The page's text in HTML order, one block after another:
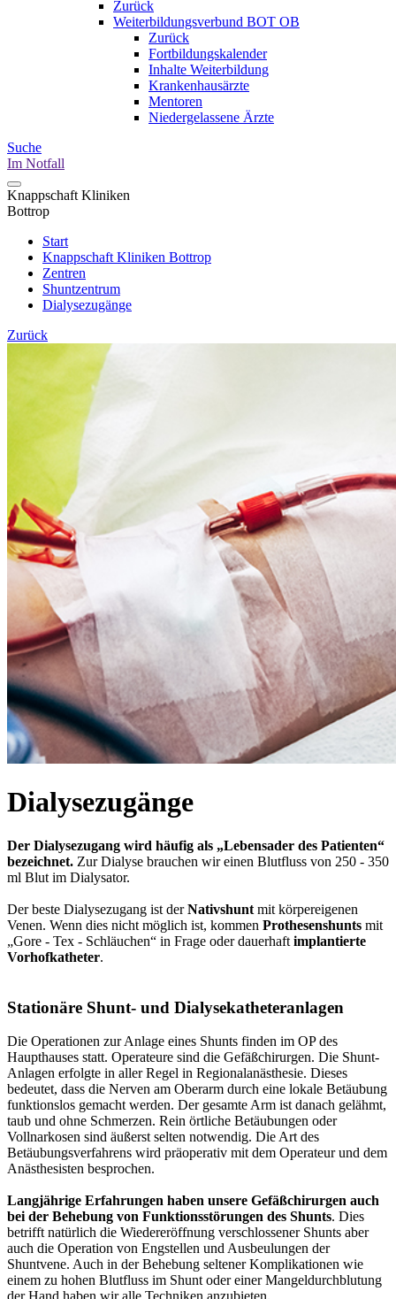
Zurück
Weiterbildungsverbund BOT OB
Zurück
Fortbildungskalender
Inhalte Weiterbildung
Krankenhausärzte
Mentoren
Niedergelassene Ärzte
Suche
Im Notfall
Knappschaft Kliniken
Bottrop
Start
Knappschaft Kliniken Bottrop
Zentren
Shuntzentrum
Dialysezugänge
Zurück
Dialysezugänge
Der Dialysezugang wird häufig als „Lebensader des Patienten“
bezeichnet. Zur Dialyse brauchen wir einen Blutfluss von 250 - 350
ml Blut im Dialysator.
Der beste Dialysezugang ist derNativshunt mit körpereigenen
Venen. Wenn dies nicht möglich ist, kommen Prothesenshunts mit
„Gore - Tex - Schläuchen“ in Frage oder dauerhaft implantierte
Vorhofkatheter.
Stationäre Shunt- und Dialysekatheteranlagen
Die Operationen zur Anlage eines Shunts finden im OP des
Haupthauses statt. Operateure sind die Gefäßchirurgen. Die Shunt-
Anlagen erfolgte in aller Regel in Regionalanästhesie. Dieses
bedeutet, dass die Nerven am Oberarm durch eine lokale Betäubung
funktionslos gemacht werden. Der gesamte Arm ist danach gelähmt,
taub und ohne Schmerzen. Rein örtliche Betäubungen oder
Vollnarkosen sind äußerst selten notwendig. Die Art des
Betäubungsverfahrens wird präoperativ mit dem Operateur und dem
Anästhesisten besprochen.
Langjährige Erfahrungen haben unsere Gefäßchirurgen auch
bei der Behebung von Funktionsstörungen des Shunts. Dies
betrifft natürlich die Wiedereröffnung verschlossener Shunts aber
auch die Operation von Engstellen und Ausbeulungen der
Shuntvene. Auch in der Behebung seltener Komplikationen wie
einem zu hohen Blutfluss im Shunt oder einer Mangeldurchblutung